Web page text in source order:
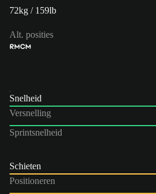
72kg / 159lb
Alt. posities
RMCM
Snelheid
Versnelling
Sprintsnelheid
Schieten
Positioneren